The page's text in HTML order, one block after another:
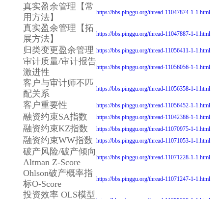
真实盈余管理【常
用方法】
https://bbs.pinggu.org/thread-11047874-1-1.html
真实盈余管理【拓
展方法】
https://bbs.pinggu.org/thread-11047887-1-1.html
归类变更盈余管理 https://bbs.pinggu.org/thread-11056411-1-1.html
审计质量/审计报告
激进性
https://bbs.pinggu.org/thread-11056056-1-1.html
客户与审计师不匹
配关系
https://bbs.pinggu.org/thread-11056358-1-1.html
客户重要性 https://bbs.pinggu.org/thread-11056452-1-1.html
融资约束SA指数 https://bbs.pinggu.org/thread-11042386-1-1.html
融资约束KZ指数 https://bbs.pinggu.org/thread-11070975-1-1.html
融资约束WW指数 https://bbs.pinggu.org/thread-11071053-1-1.html
破产风险/破产倾向
Altman Z-Score
https://bbs.pinggu.org/thread-11071228-1-1.html
Ohlson破产概率指
标O-Score
https://bbs.pinggu.org/thread-11071247-1-1.html
投资效率 OLS模型